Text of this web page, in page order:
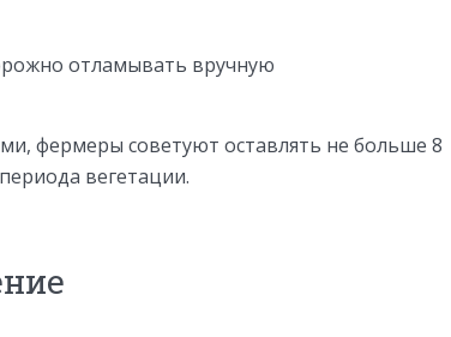
отламывать вручную
фермеры советуют оставлять не больше 8
вегетации.